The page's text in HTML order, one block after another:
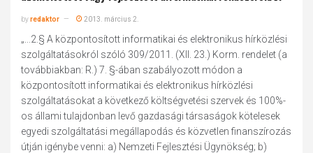
byredaktor 2013. március 2.
„...2.§ A központosított informatikai és elektronikus hírközlési
szolgáltatásokról szóló 309/2011. (XII. 23.) Korm. rendelet (a
továbbiakban: R.) 7. §-ában szabályozott módon a
központosított informatikai és elektronikus hírközlési
szolgáltatásokat a következő költségvetési szervek és 100%-
os állami tulajdonban levő gazdasági társaságok kötelesek
egyedi szolgáltatási megállapodás és közvetlen finanszírozás
útján igénybe venni: a) Nemzeti Fejlesztési Ügynökség; b)